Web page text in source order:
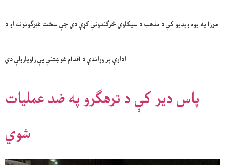
مرزا په یوه ویډیو کې د مذهب د سپکاوي څرګندونې کړې دي چې سخت غبرګونونه او د
ادارې پر وړاندې د اقدام غوښتنې یې راوپارولې دي
پاس دیر کې د ترهګرو په ضد عملیات
شوي